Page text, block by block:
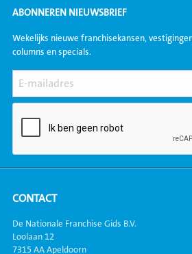
ABONNEREN NIEUWSBRIEF
Wekelijks nieuwe franchisekansen,
columns en specials.
CONTACT
De Nationale Franchise Gids B.V.
Loolaan 12
7315 AA Apeldoorn